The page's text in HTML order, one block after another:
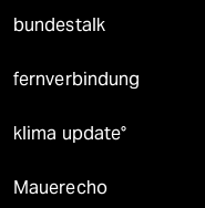
bundestalk
fernverbindung
klima update°
Mauerecho